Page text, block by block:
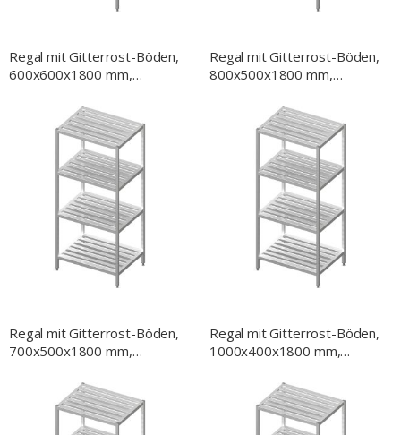
Regal mit Gitterrost-Böden,
600x600x1800 mm,
Regal mit Gitterrost-Böden,
800x500x1800 mm,
Regal mit Gitterrost-Böden,
700x500x1800 mm,
Regal mit Gitterrost-Böden,
1000x400x1800 mm,